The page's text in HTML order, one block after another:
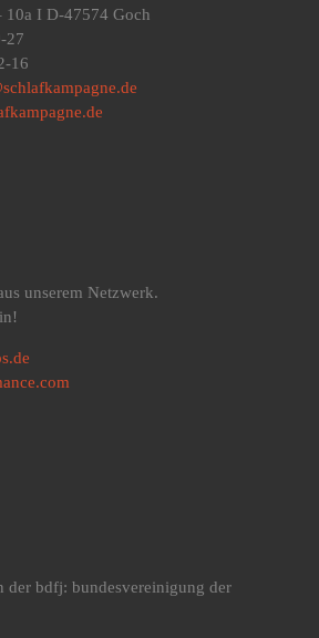
10a I D-47574 Goch
27
16
unserem Netzwerk.
der bdfj: bundesvereinigung der